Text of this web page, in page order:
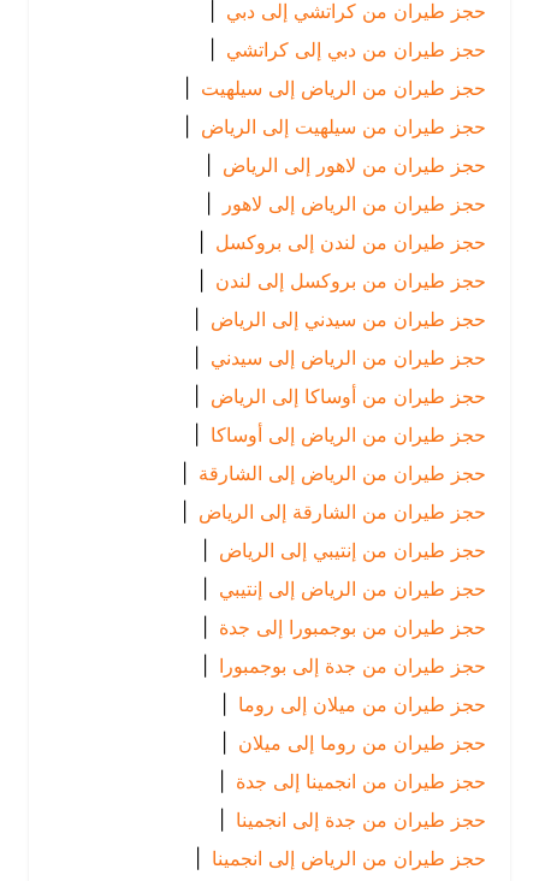
حجز طيران من كراتشي إلى دبي |
حجز طيران من دبي إلى كراتشي |
حجز طيران من الرياض إلى سيلهيت |
حجز طيران من سيلهيت إلى الرياض
|
حجز طيران من لاهور إلى الرياض
|
حجز طيران من الرياض إلى لاهور |
حجز طيران من لندن إلى بروكسل |
حجز طيران من بروكسل إلى لندن
|
حجز طيران من سيدني إلى الرياض
|
حجز طيران من الرياض إلى سيدني |
حجز طيران من أوساكا إلى الرياض
|
حجز طيران من الرياض إلى أوساكا |
حجز طيران من الرياض إلى الشارقة |
حجز طيران من الشارقة إلى الرياض
|
حجز طيران من إنتيبي إلى الرياض
|
حجز طيران من الرياض إلى إنتيبي |
حجز طيران من بوجمبورا إلى جدة
حجز طيران من جدة إلى بوجمبورا |
حجز طيران من ميلان إلى روما
|
حجز طيران من روما إلى ميلان |
حجز طيران من انجمينا إلى جدة
حجز طيران من جدة إلى انجمينا |
حجز طيران من الرياض إلى انجمينا |